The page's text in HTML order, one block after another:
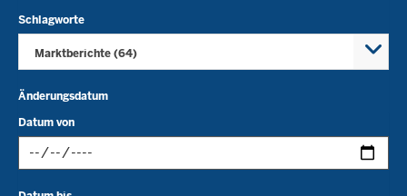
Schlagworte
Marktberichte (64)
Änderungsdatum
Datum von